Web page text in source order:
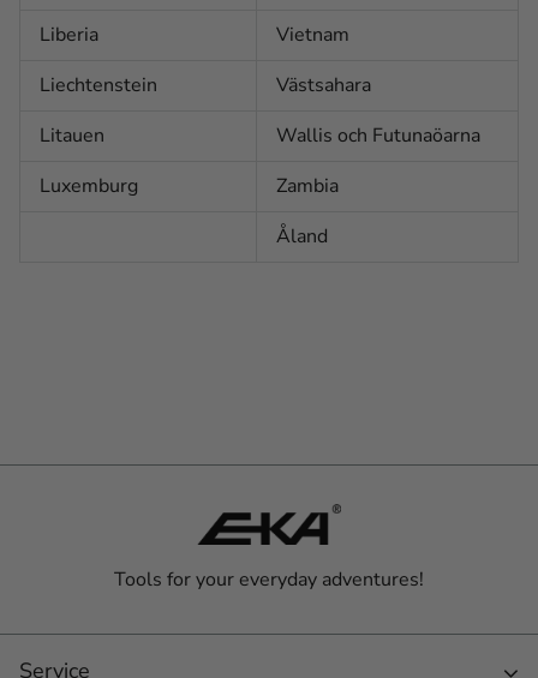
Liberia
Vietnam
Liechtenstein
Västsahara
Litauen
Wallis och Futunaöarna
Luxemburg
Zambia
Åland
Tools for your everyday adventures!
Service